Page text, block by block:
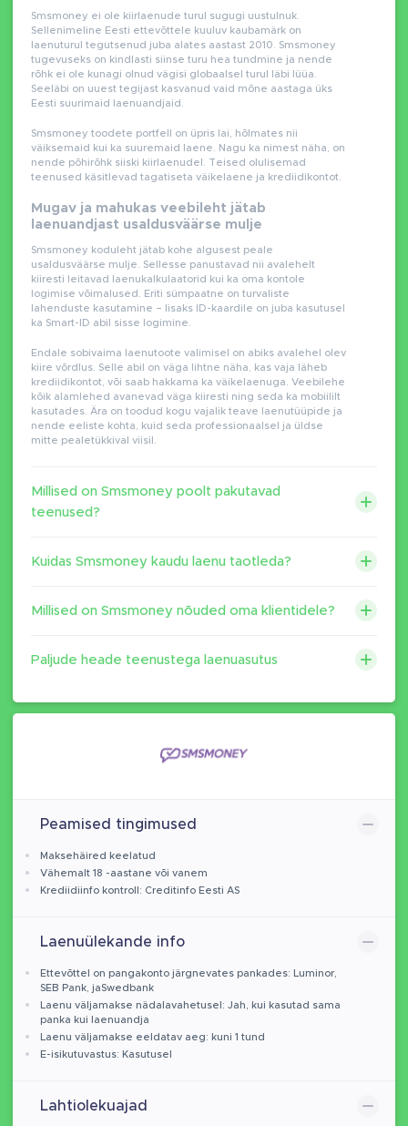
Smsmoney ei ole kiirlaenude turul sugugi uustulnuk.
Sellenimeline Eesti ettevõttele kuuluv kaubamärk on
laenuturul tegutsenud juba alates aastast 2010. Smsmoney
tugevuseks on kindlasti siinse turu hea tundmine ja nende
rõhk ei ole kunagi olnud vägisi globaalsel turul läbi lüüa.
Seeläbi on uuest tegijast kasvanud vaid mõne aastaga üks
Eesti suurimaid laenuandjaid.
Smsmoney toodete portfell on üpris lai, hõlmates nii
väiksemaid kui ka suuremaid laene. Nagu ka nimest näha, on
nende põhirõhk siiski kiirlaenudel. Teised olulisemad
teenused käsitlevad tagatiseta väikelaene ja krediidikontot.
Mugav ja mahukas veebileht jätab
laenuandjast usaldusväärse mulje
Smsmoney koduleht jätab kohe algusest peale
usaldusväärse mulje. Sellesse panustavad nii avalehelt
kiiresti leitavad laenukalkulaatorid kui ka oma kontole
logimise võimalused. Eriti sümpaatne on turvaliste
lahenduste kasutamine – lisaks ID-kaardile on juba kasutusel
ka Smart-ID abil sisse logimine.
Endale sobivaima laenutoote valimisel on abiks avalehel olev
kiire võrdlus. Selle abil on väga lihtne näha, kas vaja läheb
krediidikontot, või saab hakkama ka väikelaenuga. Veebilehe
kõik alamlehed avanevad väga kiiresti ning seda ka mobiililt
kasutades. Ära on toodud kogu vajalik teave laenutüüpide ja
nende eeliste kohta, kuid seda professionaalsel ja üldse
mitte pealetükkival viisil.
Millised on Smsmoney poolt pakutavad
teenused?
Kuidas Smsmoney kaudu laenu taotleda?
Millised on Smsmoney nõuded oma klientidele?
Paljude heade teenustega laenuasutus
Peamised tingimused
Maksehäired keelatud
Vähemalt 18 -aastane või vanem
Krediidiinfo kontroll: Creditinfo Eesti AS
Laenuülekande info
Ettevõttel on pangakonto järgnevates pankades: Luminor,
SEB Pank, jaSwedbank
Laenu väljamakse nädalavahetusel: Jah, kui kasutad sama
panka kui laenuandja
Laenu väljamakse eeldatav aeg: kuni 1 tund
E-isikutuvastus: Kasutusel
Lahtiolekuajad